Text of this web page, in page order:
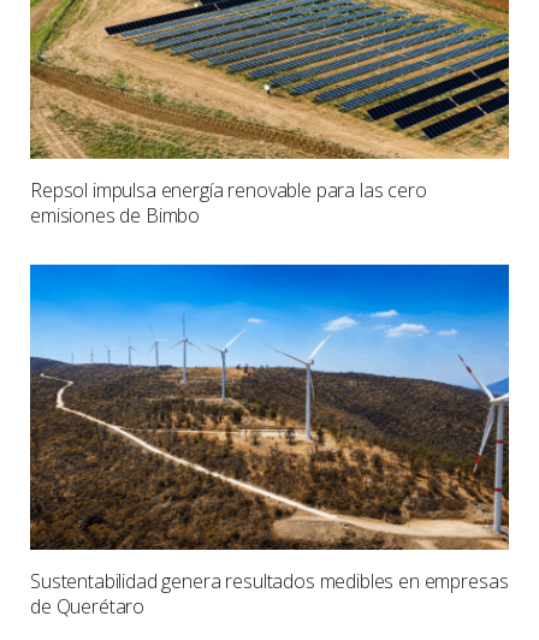
Repsol impulsa energía renovable para las cero
emisiones de Bimbo
Sustentabilidad genera resultados medibles en empresas
de Querétaro